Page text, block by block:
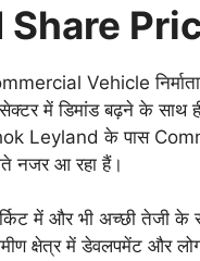
Vehicle
सेक्टर में डिमांड बढ़ने के
Leyland के पास
नजर आ रहा हैं।
में और भी अच्छी तेजी
क्षेत्र में डेवलपमेंट और